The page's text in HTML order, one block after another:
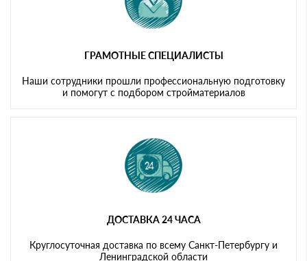
ГРАМОТНЫЕ СПЕЦИАЛИСТЫ
Наши сотрудники прошли профессиональную подготовку
и помогут с подбором стройматериалов
ДОСТАВКА 24 ЧАСА
Круглосуточная доставка по всему Санкт-Петербургу и
Ленинградской области